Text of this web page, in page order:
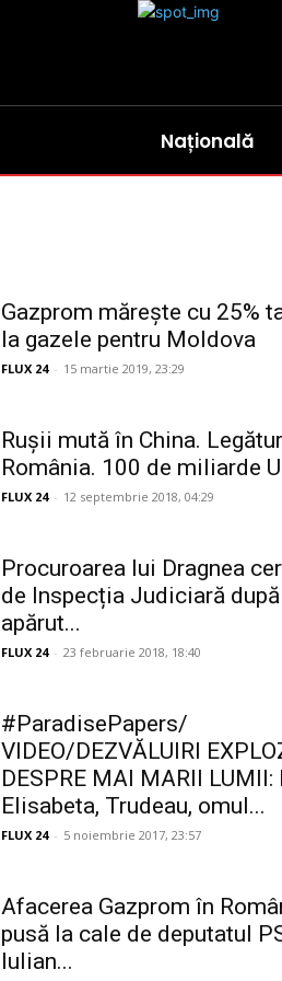
Națională
Gazprom mărește cu 25%
la gazele pentru Moldova
FLUX 24 - 15 martie 2019, 23:29
Rușii mută în China.
România. 100 de miliarde
FLUX 24 - 12 septembrie 2018, 04:29
Procuroarea lui Dragnea
de Inspecția Judiciară
apărut...
FLUX 24 - 23 februarie 2018, 18:40
#ParadisePapers/
VIDEO/DEZVĂLUIRI
DESPRE MAI MARII LUMII:
Elisabeta, Trudeau, omul...
FLUX 24 - 5 noiembrie 2017, 23:57
Afacerea Gazprom în
pusă la cale de deputatul
Iulian...